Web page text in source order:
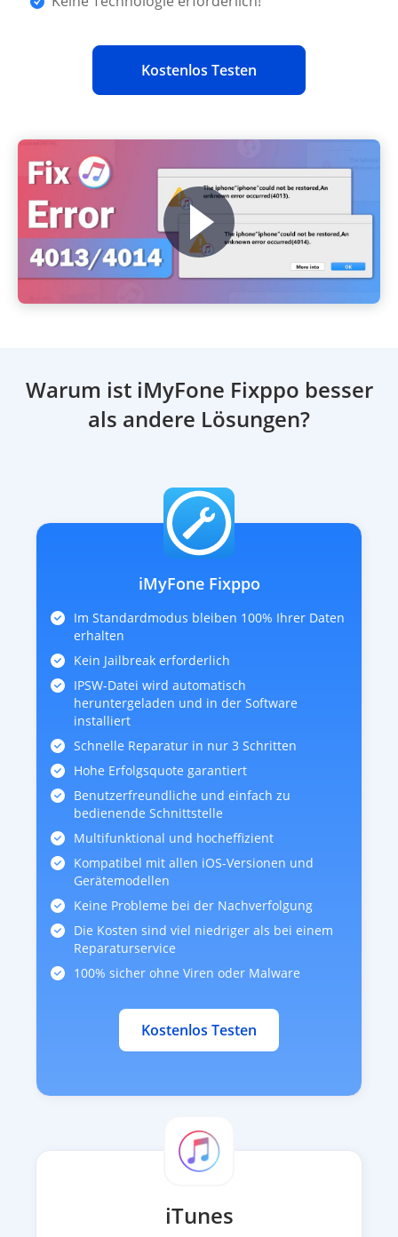
Kostenlos Testen
Warum ist iMyFone Fixppo besser
als andere Lösungen?
iMyFone Fixppo
Im Standardmodus bleiben 100% Ihrer Daten
erhalten
Kein Jailbreak erforderlich
IPSW-Datei wird automatisch
heruntergeladen und in der Software
installiert
Schnelle Reparatur in nur 3 Schritten
Hohe Erfolgsquote garantiert
Benutzerfreundliche und einfach zu
bedienende Schnittstelle
Multifunktional und hocheffizient
Kompatibel mit allen iOS-Versionen und
Gerätemodellen
Keine Probleme bei der Nachverfolgung
Die Kosten sind viel niedriger als bei einem
Reparaturservice
100% sicher ohne Viren oder Malware
Kostenlos Testen
iTunes